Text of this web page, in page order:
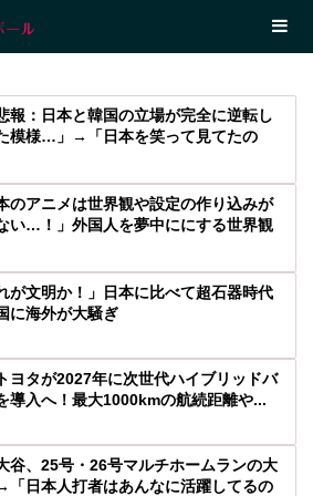
報：日本と韓国の立場が完全に逆転し
模様…」→「日本を笑って見てたの
のアニメは世界観や設定の作り込みが
い…！」外国人を夢中ににする世界観
が文明か！」日本に比べて超石器時代
に海外が大騒ぎ
ヨタが2027年に次世代ハイブリッドバ
導入へ！最大1000kmの航続距離や...
谷、25号・26号マルチホームランの大
「日本人打者はあんなに活躍してるの